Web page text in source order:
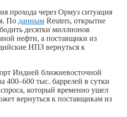
прохода через Ормуз ситуация
По данным Reuters, открытие
десятки миллионов
нефти, а поставщики из
НПЗ вернуться к
Индией ближневосточной
400–600 тыс. баррелей в сутки
спроса, который временно ушел
вернуться к поставщикам из